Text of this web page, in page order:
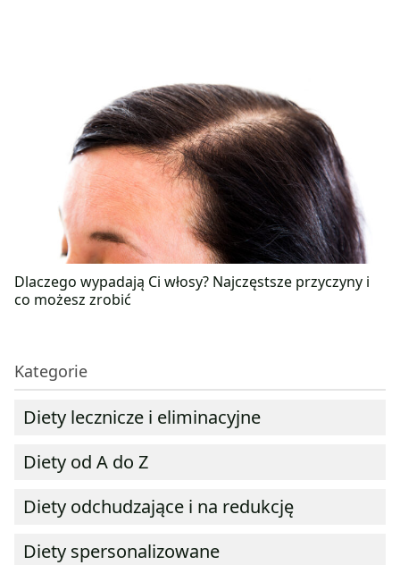
Dlaczego wypadają Ci włosy? Najczęstsze przyczyny i
co możesz zrobić
Kategorie
Diety lecznicze i eliminacyjne
Diety od A do Z
Diety odchudzające i na redukcję
Diety spersonalizowane